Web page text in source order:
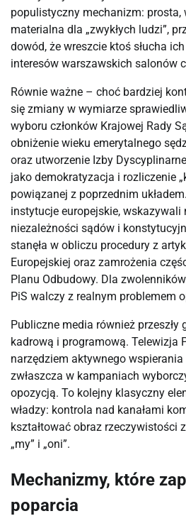
populistyczny mechanizm: prosta,
materialna dla „zwykłych ludzi”,
dowód, że wreszcie ktoś słucha
interesów warszawskich salonów
Równie ważne – choć bardziej
się zmiany w wymiarze
wyboru członków Krajowej Rady
obniżenie wieku emerytalnego
oraz utworzenie Izby
jako demokratyzacja i rozliczenie
powiązanej z poprzednim
instytucje europejskie, wskazywali
niezależności sądów i
stanęła w obliczu procedury z
Europejskiej oraz zamrożenia
Planu Odbudowy. Dla
PiS walczy z realnym problemem
Publiczne media również przeszły
kadrową i programową. Telewizja
narzędziem aktywnego
zwłaszcza w kampaniach
opozycją. To kolejny klasyczny
władzy: kontrola nad kanałami
kształtować obraz rzeczywistości
„my” i „oni”.
Mechanizmy, które
poparcia